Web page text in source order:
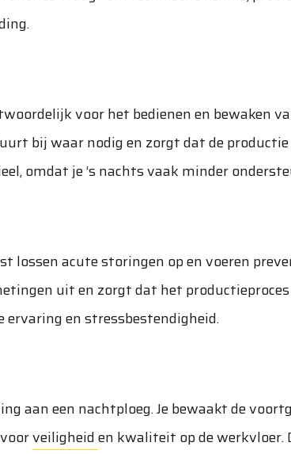
voor het bedienen en bewaken
bij waar nodig en zorgt dat de
omdat je ‘s nachts vaak minder
lossen acute storingen op en voeren
uit en zorgt dat het
ervaring en stressbestendigheid.
aan een nachtploeg. Je bewaakt de
veiligheiden kwaliteit op de werkvloer.